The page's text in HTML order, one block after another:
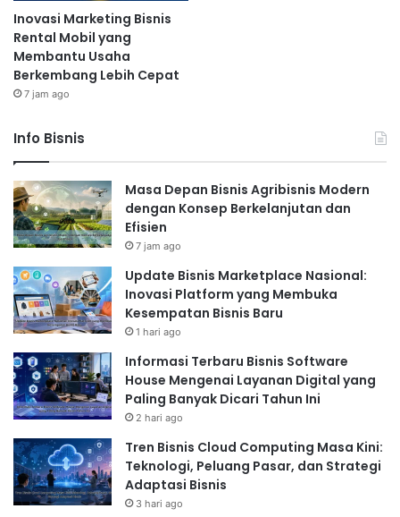
Inovasi Marketing Bisnis
Rental Mobil yang
Membantu Usaha
Berkembang Lebih Cepat
7 jam ago
Info Bisnis
Masa Depan Bisnis Agribisnis Modern
dengan Konsep Berkelanjutan dan
Efisien
7 jam ago
Update Bisnis Marketplace Nasional:
Inovasi Platform yang Membuka
Kesempatan Bisnis Baru
1 hari ago
Informasi Terbaru Bisnis Software
House Mengenai Layanan Digital yang
Paling Banyak Dicari Tahun Ini
2 hari ago
Tren Bisnis Cloud Computing Masa Kini:
Teknologi, Peluang Pasar, dan Strategi
Adaptasi Bisnis
3 hari ago